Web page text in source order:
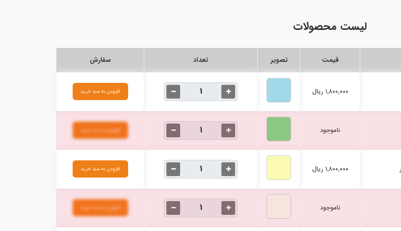
لیست محصولات
قیمت تصویر تعداد سفارش
۱,۸۰۰,۰۰۰ ریال افزودن به سبد خرید
ناموجود افزودن به سبد خرید
۱,۸۰۰,۰۰۰ ریال افزودن به سبد خرید
ناموجود افزودن به سبد خرید